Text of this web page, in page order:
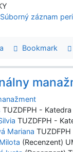
záznam
Bookmark
TUZDFPH -
TUZDFPH -
Mariana
(Recenzent)